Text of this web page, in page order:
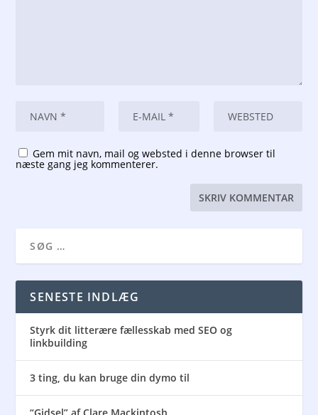
Gem mit navn, mail og websted i denne browser til
næste gang jeg kommenterer.
SENESTE INDLÆG
Styrk dit litterære fællesskab med SEO og
linkbuilding
3 ting, du kan bruge din dymo til
“Gidsel” af Clare Mackintosh